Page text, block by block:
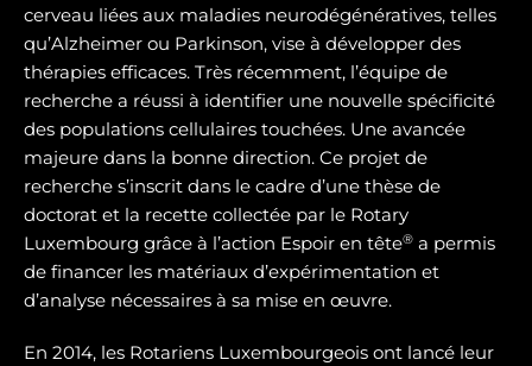
cerveau liées aux maladies neurodégénératives, telles
qu’Alzheimer ou Parkinson, vise à développer des
thérapies efficaces. Très récemment, l’équipe de
recherche a réussi à identifier une nouvelle spécificité
des populations cellulaires touchées. Une avancée
majeure dans la bonne direction. Ce projet de
recherche s’inscrit dans le cadre d’une thèse de
doctorat et la recette collectée par le Rotary
Luxembourg grâce à l’action Espoir en tête® a permis
de financer les matériaux d’expérimentation et
d’analyse nécessaires à sa mise en œuvre.
En 2014, les Rotariens Luxembourgeois ont lancé leur